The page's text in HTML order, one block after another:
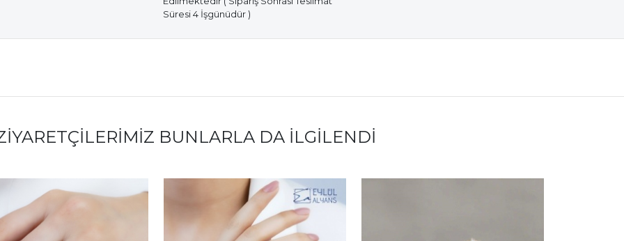
Süresi 4 İşgünüdür )
BUNLARLA DA İLGILENDI